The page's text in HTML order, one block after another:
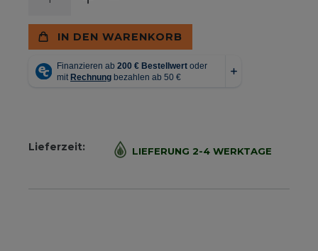
IN DEN WARENKORB
Lieferzeit: LIEFERUNG 2-4 WERKTAGE